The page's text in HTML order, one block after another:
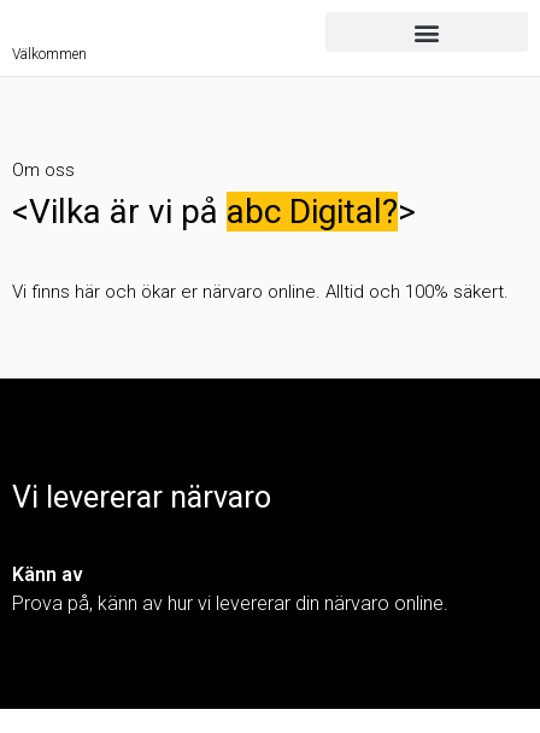
Välkommen
Om oss
<Vilka är vi på abc Digital?>
Vi finns här och ökar er närvaro online. Alltid och 100% säkert.
Vi levererar närvaro
Känn av
Prova på, känn av hur vi levererar din närvaro online.